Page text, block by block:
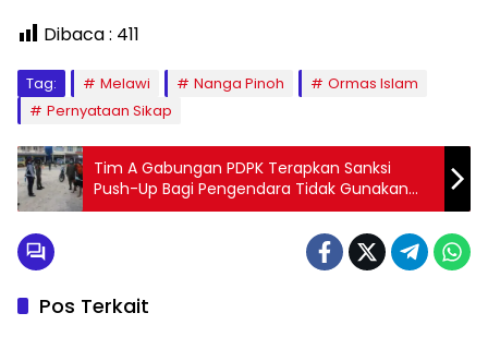
Dibaca : 411
Tag: Melawi Nanga Pinoh
Ormas Islam
Pernyataan Sikap
Tim A Gabungan PDPK Terapkan Sanksi
Push-Up Bagi Pengendara Tidak Gunakan
Masker
Pos Terkait